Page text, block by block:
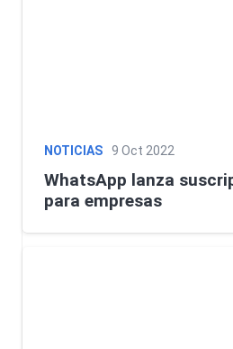
NOTICIAS 9 Oct 2022
WhatsApp lanza
para empresas